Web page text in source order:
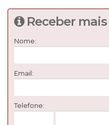
Receber
Nome:
Email:
Telefone: